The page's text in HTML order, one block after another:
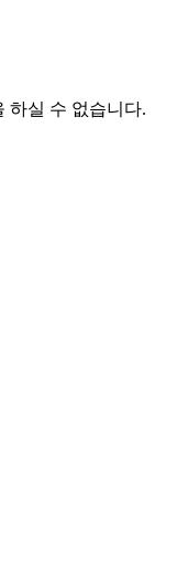
하실 수 없습니다.